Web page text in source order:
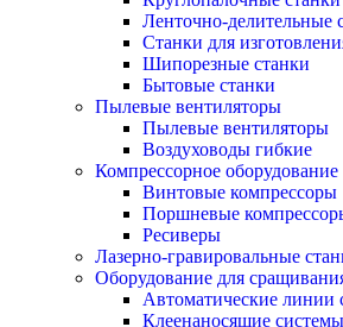
Ленточно-делительные
Станки для
Шипорезные станки
Бытовые станки
Пылевые вентиляторы
Пылевые вентиляторы
Воздуховоды гибкие
Компрессорное оборудование
Винтовые компрессоры
Поршневые
Ресиверы
Лазерно-гравировальные
Оборудование для
Автоматические линии
Клеенаносящие системы